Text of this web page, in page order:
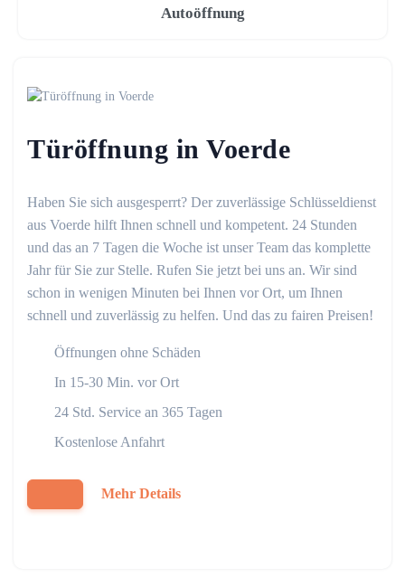
Autoöffnung
Türöffnung in Voerde
Haben Sie sich ausgesperrt? Der zuverlässige Schlüsseldienst
aus Voerde hilft Ihnen schnell und kompetent. 24 Stunden
und das an 7 Tagen die Woche ist unser Team das komplette
Jahr für Sie zur Stelle. Rufen Sie jetzt bei uns an. Wir sind
schon in wenigen Minuten bei Ihnen vor Ort, um Ihnen
schnell und zuverlässig zu helfen. Und das zu fairen Preisen!
Öffnungen ohne Schäden
In 15-30 Min. vor Ort
24 Std. Service an 365 Tagen
Kostenlose Anfahrt
Mehr Details